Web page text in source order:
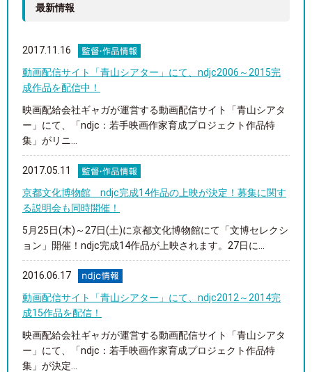
最新情報
2017.11.16
動画配信サイト「青山シアター」にて、ndjc2006～2015完
成作品を配信中！
映画配給会社ギャガが運営する動画配信サイト「青山シアタ
ー」にて、「ndjc：若手映画作家育成プロジェクト作品特
集」がリニ...
2017.05.11
京都文化博物館 ndjc完成14作品の上映が決定！募集に関す
る説明会も同時開催！
5月25日(木)～27日(土)に京都文化博物館にて「文博セレクシ
ョン」開催！ndjc完成14作品が上映されます。27日に...
2016.06.17
動画配信サイト「青山シアター」にて、ndjc2012～2014完
成15作品を配信！
映画配給会社ギャガが運営する動画配信サイト「青山シアタ
ー」にて、「ndjc：若手映画作家育成プロジェクト作品特
集」が決定...